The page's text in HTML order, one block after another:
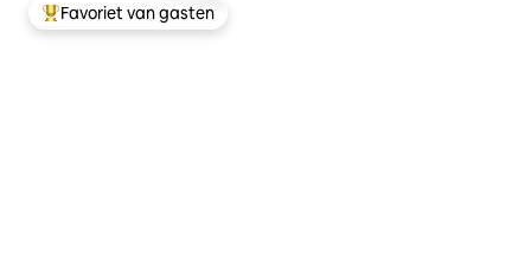
Topfavoriet van gasten
Favoriet van gasten